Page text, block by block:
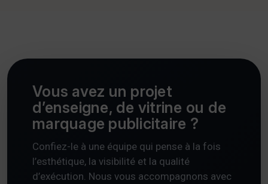
Vous avez un projet
d’enseigne, de vitrine ou de
marquage publicitaire ?
Confiez-le à une équipe qui pense à la fois
l’esthétique, la visibilité et la qualité
d’exécution. Nous vous accompagnons avec